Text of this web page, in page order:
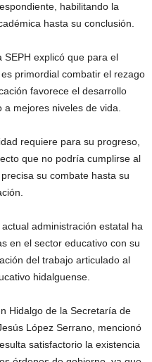
habilitando la
hasta su conclusión.
SEPH explicó que para el
primordial combatir el rezago
favorece el desarrollo
mejores niveles de vida.
requiere para su progreso,
que no podría cumplirse al
su combate hasta su
administración estatal ha
en el sector educativo con su
del trabajo articulado al
hidalguense.
Hidalgo de la Secretaría de
López Serrano, mencionó
satisfactorio la existencia